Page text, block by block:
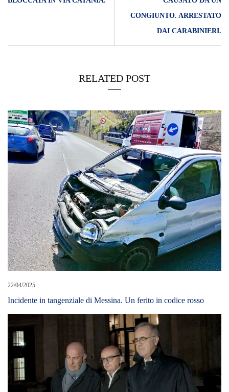
CONGIUNTO. ARRESTATO
DAI CARABINIERI.
RELATED POST
22/04/2025
Incidente in tangenziale di Messina. Un ferito in codice rosso